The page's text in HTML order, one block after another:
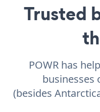
Trusted
POWR has
businesses
(besides